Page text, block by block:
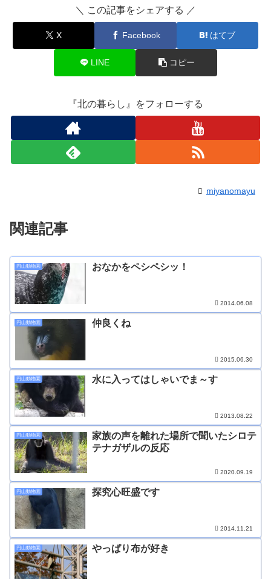
＼ この記事をシェアする ／
X Facebook はてブ
LINE コピー
『北の暮らし』をフォローする
miyanomayu
関連記事
円山動物園 おなかをペシペシッ！
2014.06.08
円山動物園 仲良くね
2015.06.30
円山動物園 水に入ってはしゃいでま～す
2013.08.22
円山動物園
家族の声を離れた場所で聞いたシロテ
テナガザルの反応
2020.09.19
円山動物園 探究心旺盛です
2014.11.21
円山動物園 やっぱり布が好き